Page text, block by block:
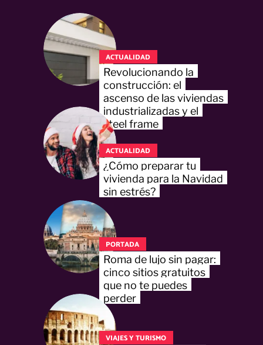
ACTUALIDAD
Revolucionando la
construcción: el
ascenso de las viviendas
industrializadas y el
steel frame
ACTUALIDAD
¿Cómo preparar tu
vivienda para la Navidad
sin estrés?
PORTADA
Roma de lujo sin pagar:
cinco sitios gratuitos
que no te puedes
perder
VIAJES Y TURISMO